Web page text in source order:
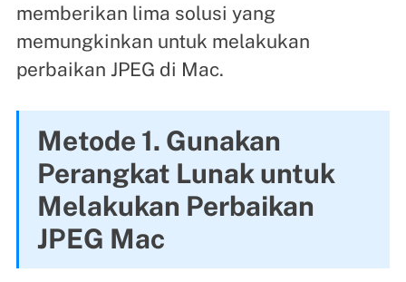
memberikan lima solusi yang
memungkinkan untuk melakukan
perbaikan JPEG di Mac.
Metode 1. Gunakan
Perangkat Lunak untuk
Melakukan Perbaikan
JPEG Mac